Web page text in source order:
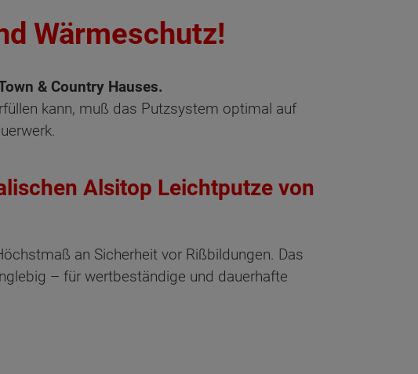
Wärmeschutz!
& Country Hauses.
kann, muß das Putzsystem optimal auf
Alsitop Leichtputze von
an Sicherheit vor Rißbildungen. Das
– für wertbeständige und dauerhafte